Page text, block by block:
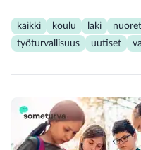
kaikki koulu laki nuoret
työturvallisuus
uutiset